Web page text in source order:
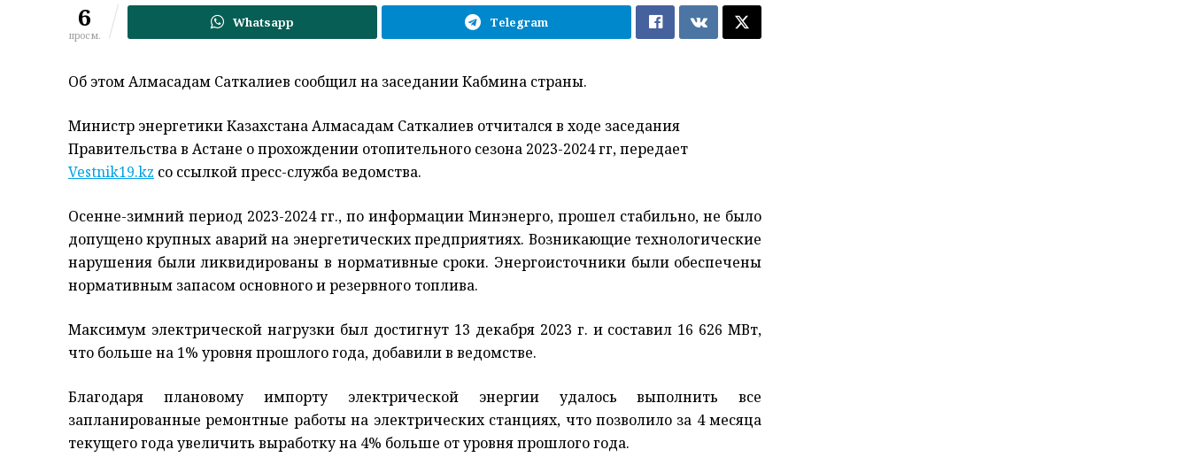
6
просм.
Whatsapp Telegram
Об этом Алмасадам Саткалиев сообщил на заседании Кабмина страны.
Министр энергетики Казахстана Алмасадам Саткалиев отчитался в ходе заседания
Правительства в Астане о прохождении отопительного сезона 2023-2024 гг, передает
Vestnik19.kz со ссылкой пресс-служба ведомства.
Осенне-зимний период 2023-2024 гг., по информации Минэнерго, прошел стабильно, не было
допущено крупных аварий на энергетических предприятиях. Возникающие технологические
нарушения были ликвидированы в нормативные сроки. Энергоисточники были обеспечены
нормативным запасом основного и резервного топлива.
Максимум электрической нагрузки был достигнут 13 декабря 2023 г. и составил 16 626 МВт,
что больше на 1% уровня прошлого года, добавили в ведомстве.
Благодаря плановому импорту электрической энергии удалось выполнить все
запланированные ремонтные работы на электрических станциях, что позволило за 4 месяца
текущего года увеличить выработку на 4% больше от уровня прошлого года.